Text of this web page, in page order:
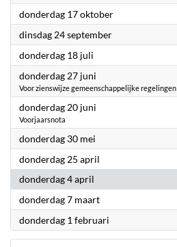
donderdag 17 oktober2024
dinsdag 24 september2024
donderdag 18 juli
donderdag 27 juni
Voor zienswijze gemeenschappelijke regelingen
donderdag 20 juni
Voorjaarsnota
donderdag 30 mei
donderdag 25 april
donderdag 4 april
donderdag 7 maart2024
donderdag 1 februari